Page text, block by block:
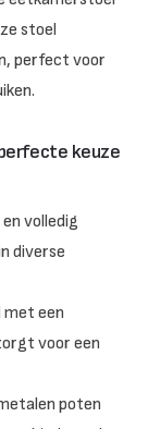
stoel
perfect voor
keuze
volledig
diverse
met een
voor een
poten